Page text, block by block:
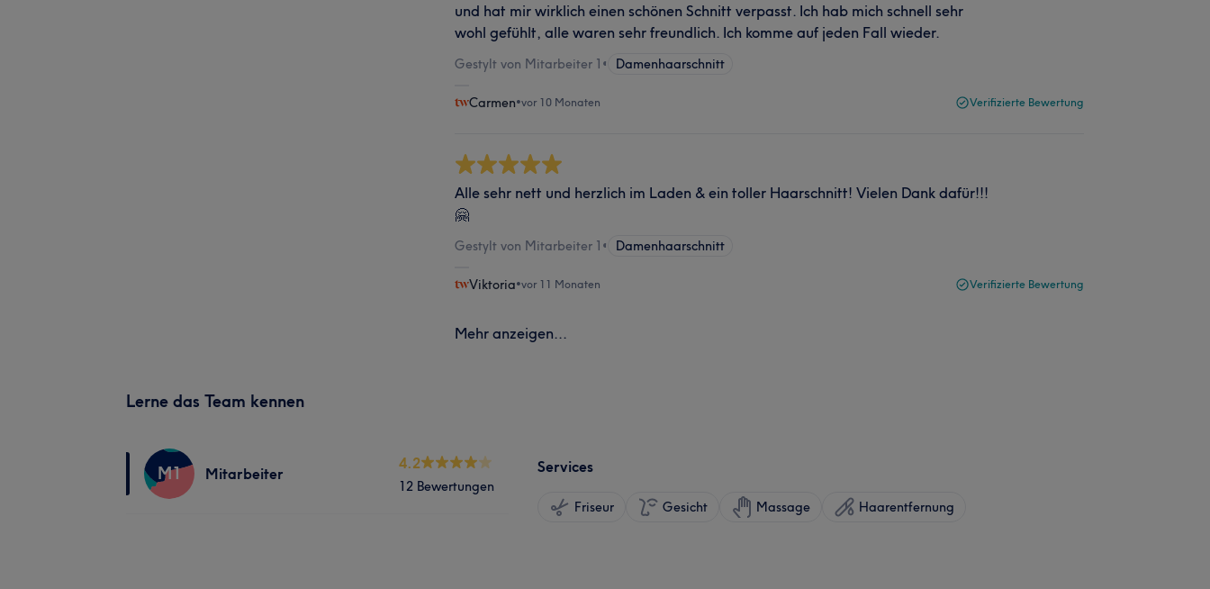
und hat mir wirklich einen schönen Schnitt verpasst. Ich hab mich schnell sehr
wohl gefühlt, alle waren sehr freundlich. Ich komme auf jeden Fall wieder.
Gestylt von Mitarbeiter 1 • Damenhaarschnitt
Carmen•vor 10 Monaten Verifizierte Bewertung
Alle sehr nett und herzlich im Laden & ein toller Haarschnitt! Vielen Dank dafür!!!
🤗
Gestylt von Mitarbeiter 1 • Damenhaarschnitt
Viktoria•vor 11 Monaten Verifizierte Bewertung
Mehr anzeigen...
Lerne das Team kennen
M1 Mitarbeiter
4.2
12 Bewertungen
Services
Friseur Gesicht Massage Haarentfernung